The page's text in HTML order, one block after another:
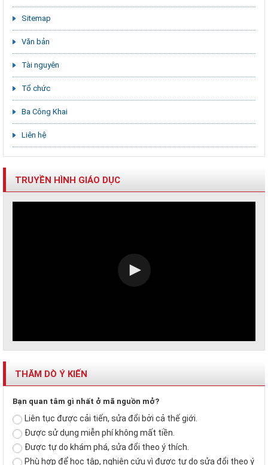
Sitemap
Văn bản
Tài nguyên
Tổ chức
Ba Công Khai
Liên hệ
TRUYỀN HÌNH GIÁO DỤC
THĂM DÒ Ý KIẾN
Bạn quan tâm gì nhất ở mã nguồn mở?
Liên tục được cải tiến, sửa đổi bởi cả thế giới.
Được sử dụng miễn phí không mất tiền.
Được tự do khám phá, sửa đổi theo ý thích.
Phù hợp để học tập, nghiên cứu vì được tự do sửa đổi theo ý